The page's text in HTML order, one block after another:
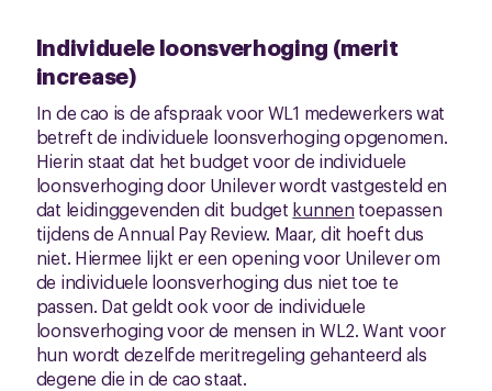
Individuele loonsverhoging (merit
increase)
In de cao is de afspraak voor WL1 medewerkers wat
betreft de individuele loonsverhoging opgenomen.
Hierin staat dat het budget voor de individuele
loonsverhoging door Unilever wordt vastgesteld en
dat leidinggevenden dit budget kunnen toepassen
tijdens de Annual Pay Review. Maar, dit hoeft dus
niet. Hiermee lijkt er een opening voor Unilever om
de individuele loonsverhoging dus niet toe te
passen. Dat geldt ook voor de individuele
loonsverhoging voor de mensen in WL2. Want voor
hun wordt dezelfde meritregeling gehanteerd als
degene die in de cao staat.